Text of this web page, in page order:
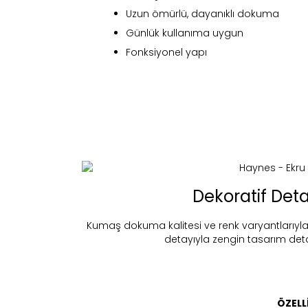
Uzun ömürlü, dayanıklı dokuma
Günlük kullanıma uygun
Fonksiyonel yapı
Dekoratif
Kumaş dokuma kalitesi ve renk
detayıyla zengin tasarım